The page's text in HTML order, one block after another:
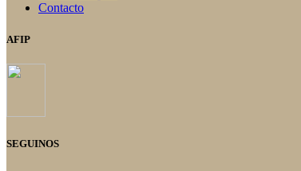
Contacto
AFIP
SEGUINOS